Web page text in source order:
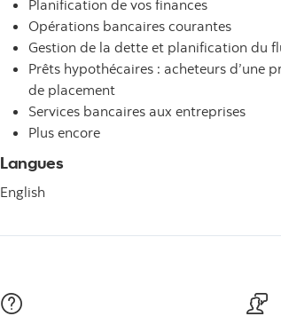
Planification de vos finances
Opérations bancaires courantes
Gestion de la dette et planification du
Prêts hypothécaires : acheteurs d’une
de placement
Services bancaires aux entreprises
Plus encore
Langues
English